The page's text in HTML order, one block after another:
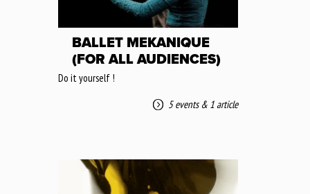
BALLET MEKANIQUE
(FOR ALL AUDIENCES)
Do it yourself !
5 events& 1 article